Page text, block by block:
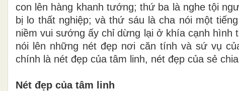
con lên hàng khanh tướng; thứ ba là nghe tội
bị lo thất nghiệp; và thứ sáu là cha nói một
niềm vui sướng ấy chỉ dừng lại ở khía cạnh hình
nói lên những nét đẹp nơi căn tính và sứ vụ
chính là nét đẹp của tâm linh, nét đẹp của sẻ
Nét đẹp của tâm linh